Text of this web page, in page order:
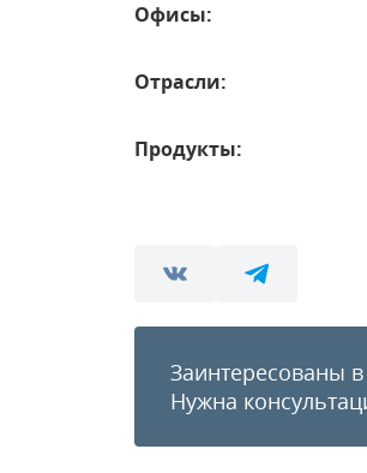
Офисы:
Отрасли:
Продукты:
Заинтересованы в
Нужна